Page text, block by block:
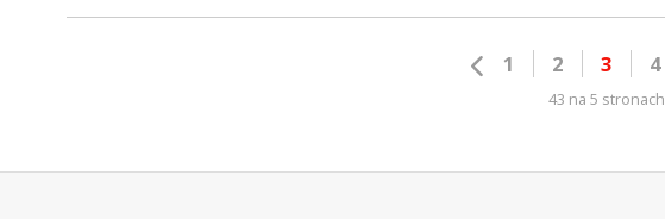
1 2 3 4
43 na 5 stronach